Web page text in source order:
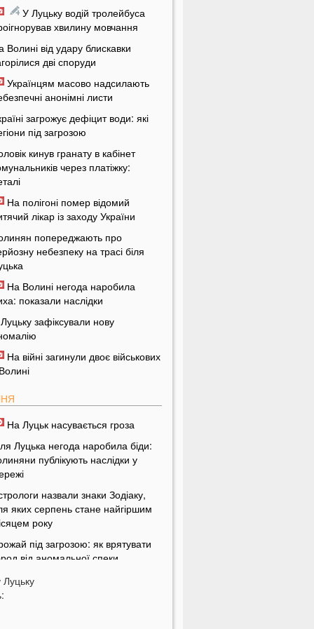
У Луцьку водій тролейбуса
хвилину мовчання
Волині від удару блискавки
дві споруди
Українцям масово надсилають
анонімні листи
загрожує дефіцит води: які
під загрозою
кинув гранату в кабінет
через платіжку:
На полігоні помер відомий
лікар із заходу України
попереджають про
небезпеку на трасі біля
На Волині негода наробила
показали наслідки
зафіксували нову
На війні загинули двоє військових
На Луцьк насувається гроза
Луцька негода наробила біди:
публікують наслідки у
назвали знаки Зодіаку,
яких серпень стане найгіршим
року
під загрозою: як врятувати
від аномальної спеки
закликали зробити запаси
товарів: повний перелік
Луцьку